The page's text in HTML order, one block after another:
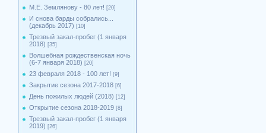
М.Е. Землянову - 80 лет! [20]
И снова барды собрались...
(декабрь 2017) [10]
Трезвый закал-пробег (1 января
2018) [35]
Волшебная рождественская ночь
(6-7 января 2018) [20]
23 февраля 2018 - 100 лет! [9]
Закрытие сезона 2017-2018 [6]
День пожилых людей (2018) [12]
Открытие сезона 2018-2019 [8]
Трезвый закал-пробег (1 января
2019) [26]